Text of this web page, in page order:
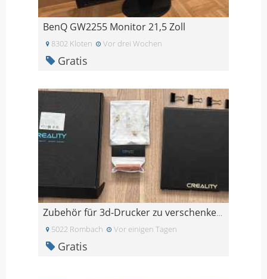
BenQ GW2255 Monitor 21,5 Zoll
8302 Kloten Vor drei Wochen
Gratis
Zubehör für 3d-Drucker zu verschenken!!!!
5022 Rombach Vor einigen Tagen
Gratis